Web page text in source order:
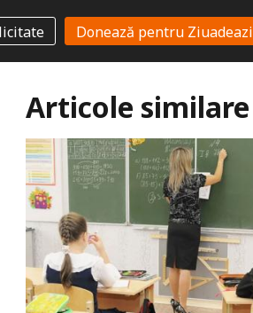
Donează pentru Ziuadeazi
Articole similare